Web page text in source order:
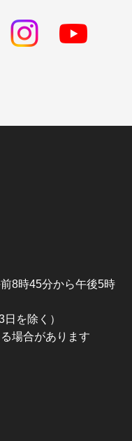
8時45分から午後5時
を除く）
場合があります